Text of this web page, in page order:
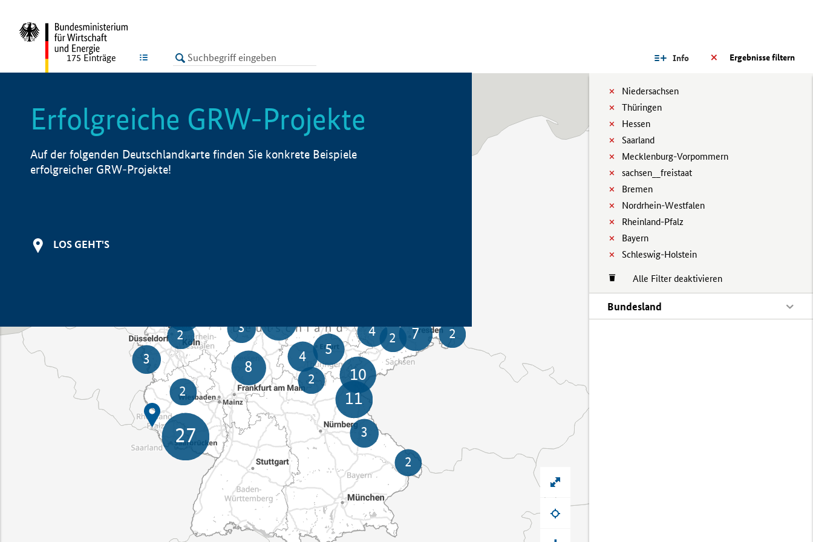
LISTE Ergebnisse filtern
Info
Niedersachsen
Thüringen
Hessen
Saarland
Mecklenburg-Vorpommern
sachsen__freistaat
Bremen
Nordrhein-Westfalen
Rheinland-Pfalz
Bayern
Schleswig-Holstein
Alle Filter deaktivieren
Bundesland
175 Einträge
Erfolgreiche GRW-Projekte
Auf der folgenden Deutschlandkarte finden Sie konkrete Beispiele
erfolgreicher GRW-Projekte!
LOS GEHT'S